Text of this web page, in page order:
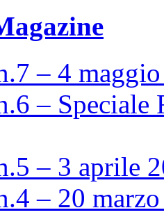
– 4
– Speciale
– 3 aprile
– 20